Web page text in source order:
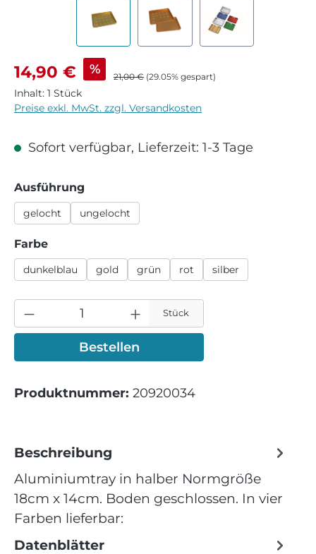
Verkaufspreis:
14,90 € % Regulärer Preis:
21,00 € (29.05% gespart)
Inhalt: 1 Stück
Preise exkl. MwSt. zzgl. Versandkosten
Sofort verfügbar, Lieferzeit: 1-3 Tage
Ausführung
gelocht ungelocht
Farbeauswählen
dunkelblau gold grün rot silber
Stück
Bestellen
Produktnummer: 20920034
Beschreibung
Aluminiumtray in halber Normgröße
18cm x 14cm. Boden geschlossen. In vier
Farben lieferbar:
Datenblätter